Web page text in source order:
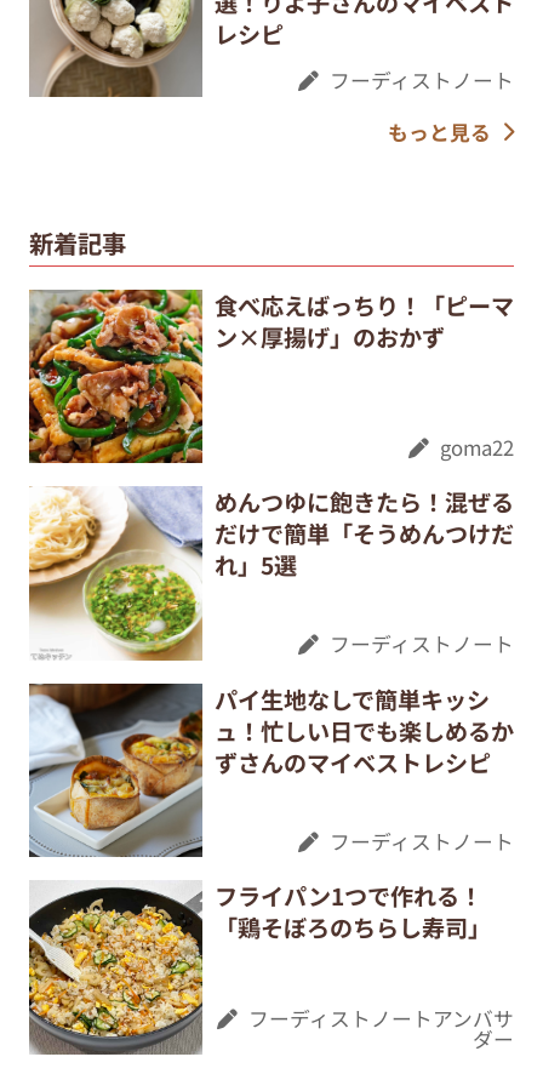
レシピ
フーディストノート
もっと見る
新着記事
食べ応えばっちり！「ピーマ
ン×厚揚げ」のおかず
goma22
めんつゆに飽きたら！混ぜる
だけで簡単「そうめんつけだ
れ」5選
フーディストノート
パイ生地なしで簡単キッシ
ュ！忙しい日でも楽しめるか
ずさんのマイベストレシピ
フーディストノート
フライパン1つで作れる！
「鶏そぼろのちらし寿司」
フーディストノートアンバサ
ダー